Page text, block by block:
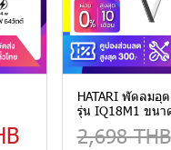
HATARI พัดลมอุ
รุ่น IQ18M1 ขน
2,698 THB